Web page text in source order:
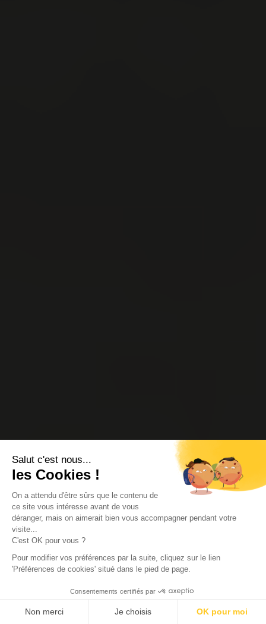
Salut c'est nous...
les Cookies !
On a attendu d'être sûrs que le contenu de
ce site vous intéresse avant de vous
déranger, mais on aimerait bien vous accompagner pendant votre
visite...
C'est OK pour vous ?
Pour modifier vos préférences par la suite, cliquez sur le lien
'Préférences de cookies' situé dans le pied de page.
Consentements certifiés par
Non merci Je choisis OK pour moi